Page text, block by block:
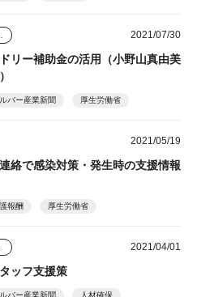
2021/07/30
リー補助金の活用（小野山真由美
バー産業新聞 厚生労働省
2021/05/19
絡で感染対策・発生時の支援情報
報酬 厚生労働省
2021/04/01
ッフ支援策